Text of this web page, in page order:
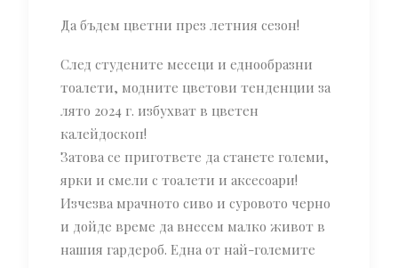
Да бъдем цветни през летния сезон!
След студените месеци и еднообразни
тоалети, модните цветови тенденции за
лято 2024 г. избухват в цветен
калейдоскоп!
Затова се пригответе да станете големи,
ярки и смели с тоалети и аксесоари!
Изчезва мрачното сиво и суровото черно
и дойде време да внесем малко живот в
нашия гардероб. Една от най-големите